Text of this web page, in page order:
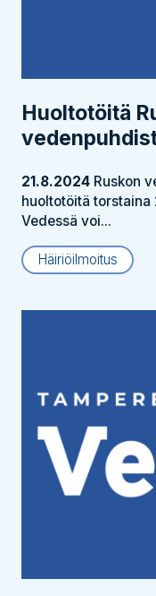
Huoltotöitä
21.8.2024 Ruskon
huoltotöitä torstaina
Vedessä voi...
Häiriöilmoitus